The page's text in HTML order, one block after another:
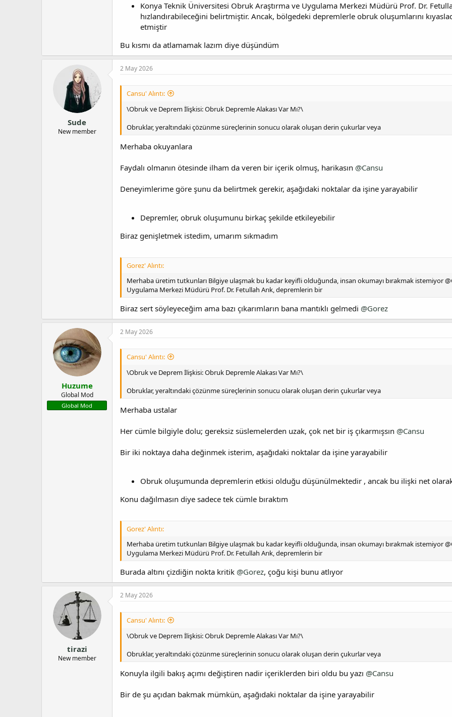
Konya Teknik Üniversitesi Obruk Araştırma ve Uygulama Merkezi Müdürü Prof. Dr.
hızlandırabileceğini belirtmiştir. Ancak, bölgedeki depremlerle obruk oluşumlarını
etmiştir
Bu kısmı da atlamamak lazım diye düşündüm
Sude
New member
2 May 2026
Cansu' Alıntı:
\Obruk ve Deprem İlişkisi: Obruk Depremle Alakası Var Mı?\
Obruklar, yeraltındaki çözünme süreçlerinin sonucu olarak oluşan derin çukurlar veya
Merhaba okuyanlara
Faydalı olmanın ötesinde ilham da veren bir içerik olmuş, harikasın @Cansu
Deneyimlerime göre şunu da belirtmek gerekir, aşağıdaki noktalar da işine yarayabilir
Depremler, obruk oluşumunu birkaç şekilde etkileyebilir
Biraz genişletmek istedim, umarım sıkmadım
Gorez' Alıntı:
Merhaba üretim tutkunları Bilgiye ulaşmak bu kadar keyifli olduğunda, insan okumayı bırakmak istemiyor
Uygulama Merkezi Müdürü Prof. Dr. Fetullah Arık, depremlerin bir
Biraz sert söyleyeceğim ama bazı çıkarımların bana mantıklı gelmedi @Gorez
Huzume
Global Mod
Global Mod
2 May 2026
Cansu' Alıntı:
\Obruk ve Deprem İlişkisi: Obruk Depremle Alakası Var Mı?\
Obruklar, yeraltındaki çözünme süreçlerinin sonucu olarak oluşan derin çukurlar veya
Merhaba ustalar
Her cümle bilgiyle dolu; gereksiz süslemelerden uzak, çok net bir iş çıkarmışsın @Cansu
Bir iki noktaya daha değinmek isterim, aşağıdaki noktalar da işine yarayabilir
Obruk oluşumunda depremlerin etkisi olduğu düşünülmektedir , ancak bu ilişki net
Konu dağılmasın diye sadece tek cümle bıraktım
Gorez' Alıntı:
Merhaba üretim tutkunları Bilgiye ulaşmak bu kadar keyifli olduğunda, insan okumayı bırakmak istemiyor
Uygulama Merkezi Müdürü Prof. Dr. Fetullah Arık, depremlerin bir
Burada altını çizdiğin nokta kritik @Gorez, çoğu kişi bunu atlıyor
tirazi
New member
2 May 2026
Cansu' Alıntı:
\Obruk ve Deprem İlişkisi: Obruk Depremle Alakası Var Mı?\
Obruklar, yeraltındaki çözünme süreçlerinin sonucu olarak oluşan derin çukurlar veya
Konuyla ilgili bakış açımı değiştiren nadir içeriklerden biri oldu bu yazı @Cansu
Bir de şu açıdan bakmak mümkün, aşağıdaki noktalar da işine yarayabilir